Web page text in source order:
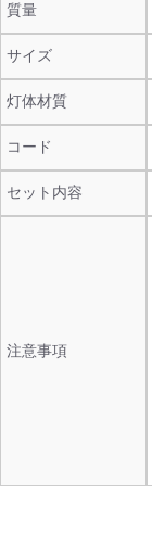
質量
サイズ
灯体材質
コード
セット内容
注意事項